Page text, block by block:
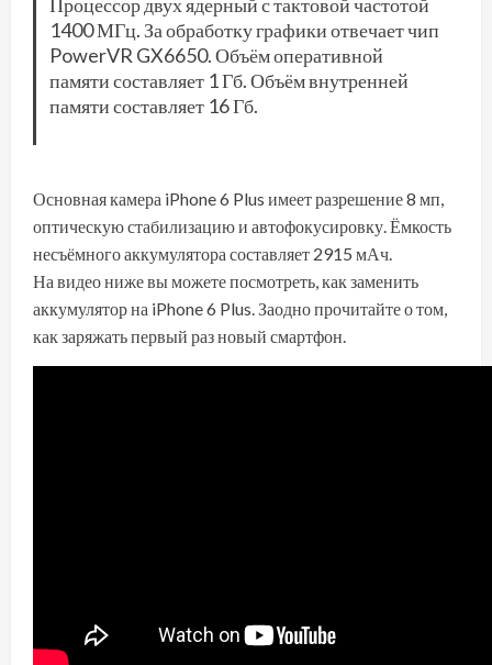
1400 МГц. За обработку графики отвечает чип
PowerVR GX6650. Объём оперативной
памяти составляет 1 Гб. Объём внутренней
памяти составляет 16 Гб.
Основная камера iPhone 6 Plus имеет разрешение 8 мп,
оптическую стабилизацию и автофокусировку. Ёмкость
несъёмного аккумулятора составляет 2915 мАч.
На видео ниже вы можете посмотреть, как заменить
аккумулятор на iPhone 6 Plus. Заодно прочитайте о том,
как заряжать первый раз новый смартфон.